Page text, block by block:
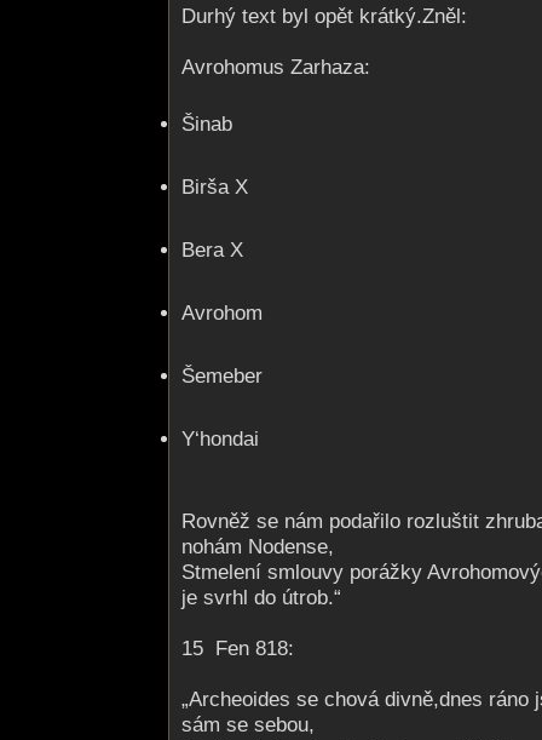
Durhý text byl opět krátký.Zněl:
Avrohomus Zarhaza:
Šinab
Birša X
Bera X
Avrohom
Šemeber
Y‘hondai
Rovněž se nám podařilo rozluštit
nohám Nodense,
Stmelení smlouvy porážky
je svrhl do útrob.“
15 Fen 818:
„Archeoides se chová divně,dnes
sám se sebou,